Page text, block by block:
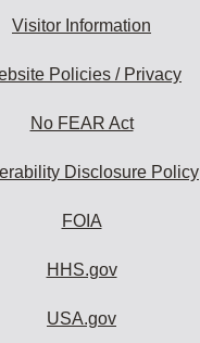
Visitor Information
Policies / Privacy
No FEAR Act
Disclosure Policy
FOIA
HHS.gov
USA.gov